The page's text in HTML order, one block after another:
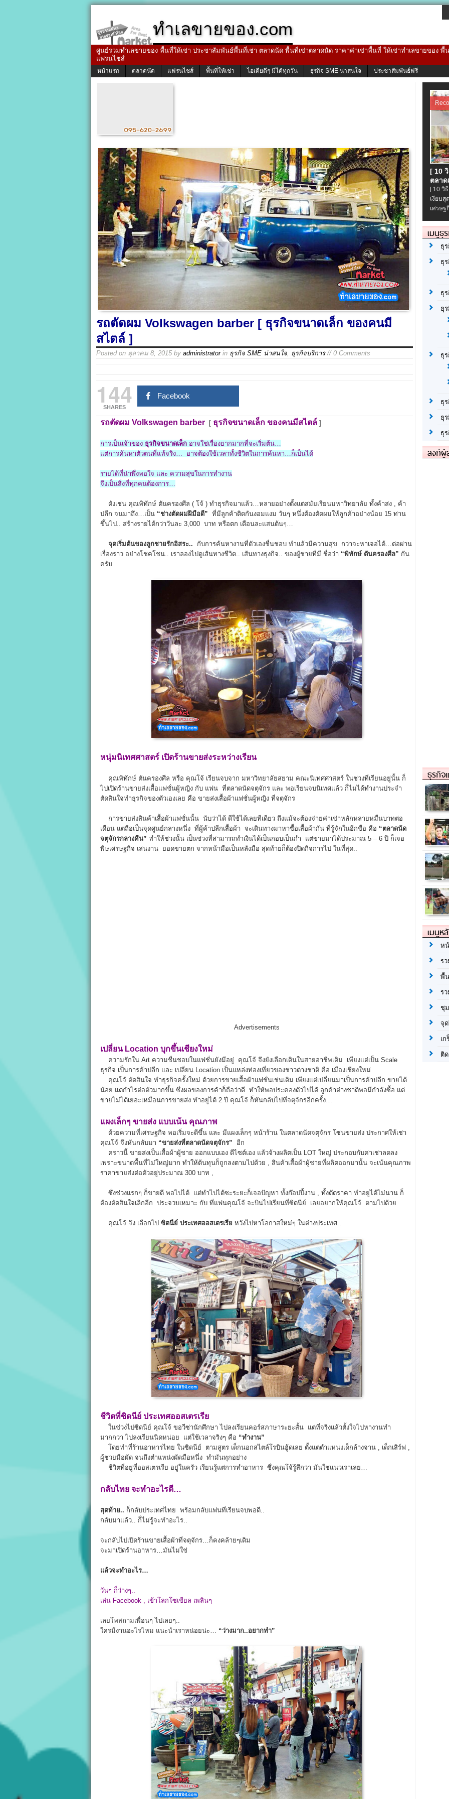
ทำเลขายของ.com
ศูนย์รวมทำเลขายของ พื้นที่ให้เช่า ประชาสัมพันธ์พื้นที่เช่า ตลาดนัด พื้นที่เช่าตลาดนัด ราคาค่าเช่าพื้นที่ ให้เช่าทำเลขายของ
แฟรนไชส์
หน้าแรก ตลาดนัด แฟรนไชส์ พื้นที่ให้เช่า ไอเดียดีๆ มีได้ทุกวัน ธุรกิจ SME น่าสนใจ ประชาสัมพันธ์ฟรี
รถตัดผม Volkswagen barber [ ธุรกิจขนาดเล็ก ของคนมี
สไตล์ ]
Posted on ตุลาคม 8, 2015 by administratorin ธุรกิจ SME น่าสนใจ ธุรกิจบริการ// 0 Comments
144
SHARES
Facebook
รถตัดผม Volkswagen barber [ ธุรกิจขนาดเล็ก ของคนมีสไตล์ ]
การเป็นเจ้าของ ธุรกิจขนาดเล็ก อาจใช่เรื่องยากมากที่จะเริ่มต้น…
แต่การค้นหาตัวตนที่แท้จริง… อาจต้องใช้เวลาทั้งชีวิตในการค้นหา…ก็เป็นได้
รายได้ที่น่าพึ่งพอใจ และ ความสุขในการทำงาน
จึงเป็นสิ่งที่ทุกคนต้องการ…
ดังเช่น คุณพิทักษ์ ตันครองศีล ( โจ้ ) ทำธุรกิจมาแล้ว…หลายอย่างตั้งแต่สมัยเรียนมหาวิทยาลัย ทั้งค้าส่ง , ค้า
ปลีก จนมาถึง…เป็น “ช่างตัดผมฝีมือดี” ที่มีลูกค้าติดกันงอมแงม วันๆ หนึ่งต้องตัดผมให้ลูกค้าอย่างน้อย 15 ท่าน
ขึ้นไป.. สร้างรายได้กว่าวันละ 3,000 บาท หรือตก เดือนละแสนต้นๆ…
จุดเริ่มต้นของลูกชายรักอิสระ.. กับการค้นหางานที่ตัวเองชื่นชอบ ทำแล้วมีความสุข กว่าจะหาเจอได้…ต่อผ่าน
เรื่องราว อย่างโชคโชน.. เราลองไปดูเส้นทางชีวิต.. เส้นทางธุงกิจ.. ของผู้ชายที่มี ชื่อว่า “พิทักษ์ ตันครองศีล” กัน
ครับ
หนุ่มนิเทศศาสตร์ เปิดร้านขายส่งระหว่างเรียน
คุณพิทักษ์ ตันครองศีล หรือ คุณโจ้ เรียนจบจาก มหาวิทยาลัยสยาม คณะนิเทศศาสตร์ ในช่วงที่เรียนอยู่นั้น ก็
ไปเปิดร้านขายส่งเสื้อแฟชั่นผู้หญิง กับ แฟน ที่ตลาดนัดจตุจักร และ พอเรียนจบนิเทศแล้ว ก็ไม่ได้ทำงานประจำ
ตัดสินใจทำธุรกิจของตัวเองเลย คือ ขายส่งเสื้อผ้าแฟชั่นผู้หญิง ที่จตุจักร
การขายส่งสินค้าเสื้อผ้าแฟชั่นนั้น นับว่าได้ ดีใช้ได้เลยทีเดียว ถึงแม้จะต้องจ่ายค่าเช่าหลักหลายหมื่นบาทต่อ
เดือน แต่ถือเป็นจุดศูนย์กลางหนึ่ง ที่ผู้ค้าปลีกเสื้อผ้า จะเดินทางมาหาซื้อเสื้อผ้ากัน ที่รู้จักในอีกชื่อ คือ “ตลาดนัด
จตุจักรกลางคืน” ทำให้ช่วงนั้น เป็นช่วงที่สามารถทำเงินได้เป็นกอบเป็นกำ แต่ขายมาได้ประมาณ 5 – 6 ปี ก็เจอ
พิษเศรษฐกิจ เล่นงาน ยอดขายตก จากหน้ามือเป็นหลังมือ สุดท้ายก็ต้องปิดกิจการไป ในที่สุด..
Advertisements
เปลี่ยน Location บุกขึ้นเชียงใหม่
ความรักใน Art ความชื่นชอบในแฟชั่นยังมีอยู่ คุณโจ้ จึงยังเลือกเดินในสายอาชีพเดิม เพียงแต่เป็น Scale
ธุรกิจ เป็นการค้าปลีก และ เปลี่ยน Location เป็นแหล่งท่องเที่ยวของชาวต่างชาติ คือ เมืองเชียงใหม่
คุณโจ้ ตัดสินใจ ทำธุรกิจครั้งใหม่ ด้วยการขายเสื้อผ้าแฟชั่นเช่นเดิม เพียงแต่เปลี่ยนมาเป็นการค้าปลีก ขายได้
น้อย แต่กำไรต่อตัวมากขึ้น ซึ่งผลของการค้าก็ถือว่าดี ทำให้พอประคองตัวไปได้ ลูกค้าต่างชาติพอมีกำลังซื้อ แต่
ขายไม่ได้เยอะเหมือนการขายส่ง ทำอยู่ได้ 2 ปี คุณโจ้ ก็หันกลับไปที่จตุจักรอีกครั้ง…
แผงเล็กๆ ขายส่ง แบบเน้น คุณภาพ
ด้วยความที่เศรษฐกิจ พอเริ่มจะดีขึ้น และ มีแผงเล็กๆ หน้าร้าน ในตลาดนัดจตุจักร โซนขายส่ง ประกาศให้เช่า
คุณโจ้ จึงหันกลับมา “ขายส่งที่ตลาดนัดจตุจักร” อีก
คราวนี้ ขายส่งเป็นเสื้อผ้าผู้ชาย ออกแบบเอง ดีไซต์เอง แล้วจ้างผลิตเป็น LOT ใหญ่ ประกอบกับค่าเช่าลดลง
เพราะขนาดพื้นที่ไม่ใหญ่มาก ทำให้ต้นทุนก็ถูกลงตามไปด้วย , สินค้าเสื้อผ้าผู้ชายที่ผลิตออกมานั้น จะเน้นคุณภาพ
ราคาขายส่งต่อตัวอยู่ประมาณ 300 บาท ,
ซึ่งช่วงแรกๆ ก็ขายดี พอไปได้ แต่ทำไปได้ซะระยะก็เจอปัญหา ทั้งก๊อปปี้งาน , ทั้งตัดราคา ทำอยู่ได้ไม่นาน ก็
ต้องตัดสินใจเลิกอีก ประจวบเหมาะ กับ ที่แฟนคุณโจ้ จะบินไปเรียนที่ซิดนีย์ เลยอยากให้คุณโจ้ ตามไปด้วย
คุณโจ้ จึง เลือกไป ซิดนีย์ ประเทศออสเตรเรีย หวังไปหาโอกาสใหม่ๆ ในต่างประเทศ..
ชีวิตที่ซิดนีย์ ประเทศออสเตรเรีย
ในช่วงไปซิดนีย์ คุณโจ้ ขอวีซ่านักศึกษา ไปลงเรียนคอร์สภาษาระยะสั้น แต่ที่จริงแล้วตั้งใจไปหางานทำ
มากกว่า ไปลงเรียนนิดหน่อย แต่ใช้เวลาจริงๆ คือ “ทำงาน”
โดยทำที่ร้านอาหารไทย ในซิดนีย์ ตามสูตร เด็กนอกสไตล์โรบินฮู้ดเลย ตั้งแต่ตำแหน่งเด็กล้างจาน , เด็กเสิร์ฟ ,
ผู้ช่วยมือผัด จนถึงตำแหน่งผัดมือหนึ่ง ทำมันทุกอย่าง
ชีวิตที่อยู่ที่ออสเตรเรีย อยู่ในครัว เรียนรู้แต่การทำอาหาร ซึ่งคุณโจ้รู้สึกว่า มันใช่แนวเราเลย…
กลับไทย จะทำอะไรดี…
สุดท้าย.. ก็กลับประเทศไทย พร้อมกลับแฟนที่เรียนจบพอดี..
กลับมาแล้ว.. ก็ไม่รู้จะทำอะไร..
จะกลับไปเปิดร้านขายเสื้อผ้าที่จตุจักร…ก็คงคล้ายๆเดิม
จะมาเปิดร้านอาหาร…มันไม่ใช่
แล้วจะทำอะไร…
วันๆ ก็ว่างๆ..
เล่น Facebook , เข้าโลกโซเชียล เพลินๆ
เลยโพสถามเพื่อนๆ ไปเลยๆ..
ใครมีงานอะไรไหม แนะนำเราหน่อยน่ะ… “ว่างมาก..อยากทำ”
[ 10
ตลาด
[ 10 วิ
เงียบ
เศรษ
เมนูธุ
ธุ
ธุ
ธุ
ธุ
ธุ
ธุ
ธุ
ธุ
ลิงก์
ธุรกิจ
เมนูห
ห
ร
พื้
ร
ชุ
จุ
เ
ติ